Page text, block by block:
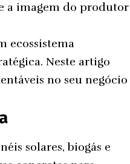
a imagem do produtor
ecossistema
Neste artigo
no seu negócio
solares, biogás e